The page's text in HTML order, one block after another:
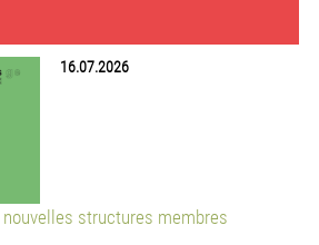
12.06.2026
d’espace à la Rue de la